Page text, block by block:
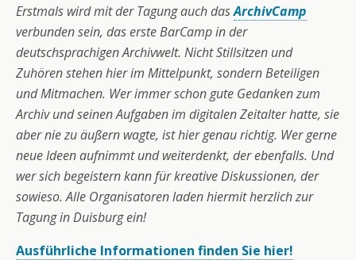
Erstmals wird mit der Tagung auch dasArchivCamp
verbunden sein, das erste BarCamp in der
deutschsprachigen Archivwelt. Nicht Stillsitzen und
Zuhören stehen hier im Mittelpunkt, sondern Beteiligen
und Mitmachen. Wer immer schon gute Gedanken zum
Archiv und seinen Aufgaben im digitalen Zeitalter hatte, sie
aber nie zu äußern wagte, ist hier genau richtig. Wer gerne
neue Ideen aufnimmt und weiterdenkt, der ebenfalls. Und
wer sich begeistern kann für kreative Diskussionen, der
sowieso. Alle Organisatoren laden hiermit herzlich zur
Tagung in Duisburg ein!
Ausführliche Informationen finden Sie hier!